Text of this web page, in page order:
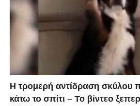
Η τρομερή αντίδραση σκύλου
κάτω το σπίτι – Το βίντεο